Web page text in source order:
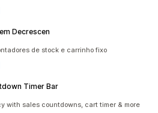
Decrescen
de stock e carrinho fixo
Timer Bar
with sales countdowns, cart timer & more